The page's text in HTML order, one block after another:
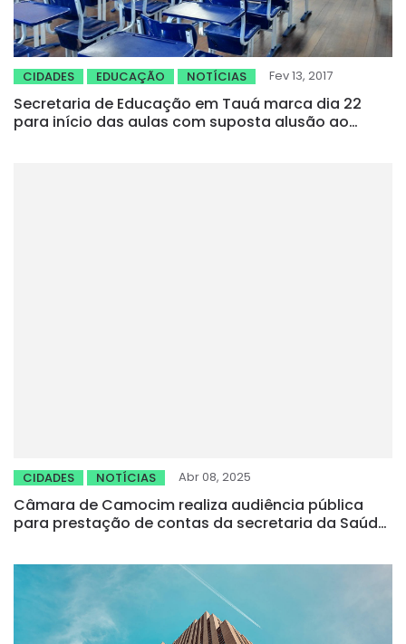
CIDADES EDUCAÇÃO NOTÍCIAS Fev 13, 2017
Secretaria de Educação em Tauá marca dia 22
para início das aulas com suposta alusão ao
CIDADES NOTÍCIAS Abr 08, 2025
Câmara de Camocim realiza audiência pública
para prestação de contas da secretaria da Saúde